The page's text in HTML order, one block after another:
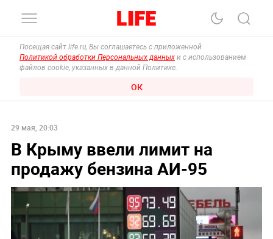
Посещая сайт life.ru, Вы соглашаетесь с приложенной
Политикой обработки Персональных данных и с использованием
файлов cookie, указанных в данной Политике.
ОК
29 мая, 20:03
В Крыму ввели лимит на
продажу бензина АИ-95